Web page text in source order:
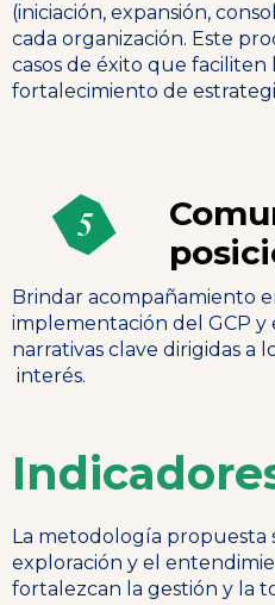
(iniciación, expansión,
cada organización. Este
casos de éxito que faciliten
fortalecimiento de
Brindar acompañamiento
implementación del GCP
narrativas clave dirigidas a
interés.
La metodología propuesta
exploración y el
fortalezcan la gestión y la